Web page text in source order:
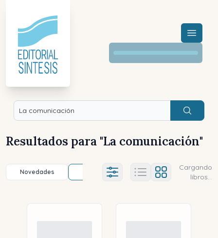
Menú
Buscar
Resultados para "La comunicación"
Novedades Título (a-z) Título (z-a)
Ajustes abierto
Cargando
libros...